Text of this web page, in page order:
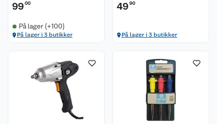
9900
På lager (+100)
På lager i 3 butikker
4990
På lager i 3 butikker